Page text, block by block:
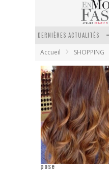
DERNIÈRES ACTUALITÉS
Accueil SHOPPING
L’extension cheveux
pose